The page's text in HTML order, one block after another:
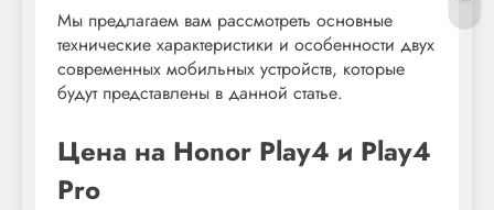
Мы предлагаем вам рассмотреть основные
технические характеристики и особенности двух
современных мобильных устройств, которые
будут представлены в данной статье.
Цена на Honor Play4 и Play4
Pro